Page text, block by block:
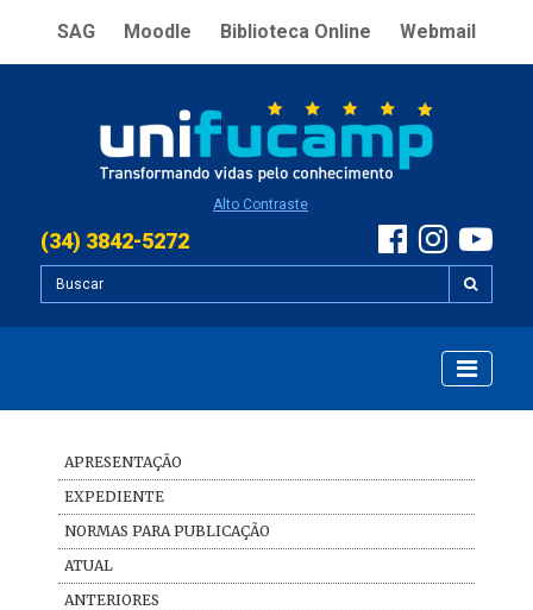
SAG Moodle Biblioteca Online Webmail
Alto Contraste
(34) 3842-5272
APRESENTAÇÃO
EXPEDIENTE
NORMAS PARA PUBLICAÇÃO
ATUAL
ANTERIORES